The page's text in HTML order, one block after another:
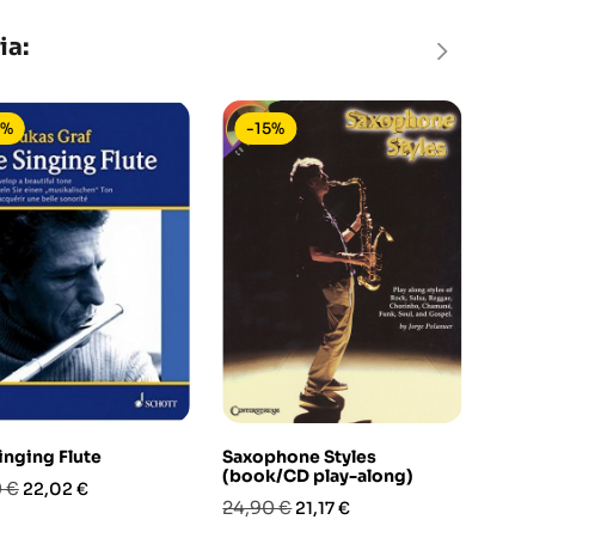
Flute
€ Prezzo
22,02 €
Saxophone Styles
(book/CD play-along)
Prezzo
24,90 €Prezzo
21,17 €
-15%